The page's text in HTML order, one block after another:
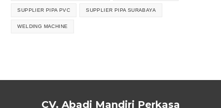
SUPPLIER PIPA PVC SUPPLIER PIPA SURABAYA
WELDING MACHINE
CV. Abadi Mandiri Perkasa